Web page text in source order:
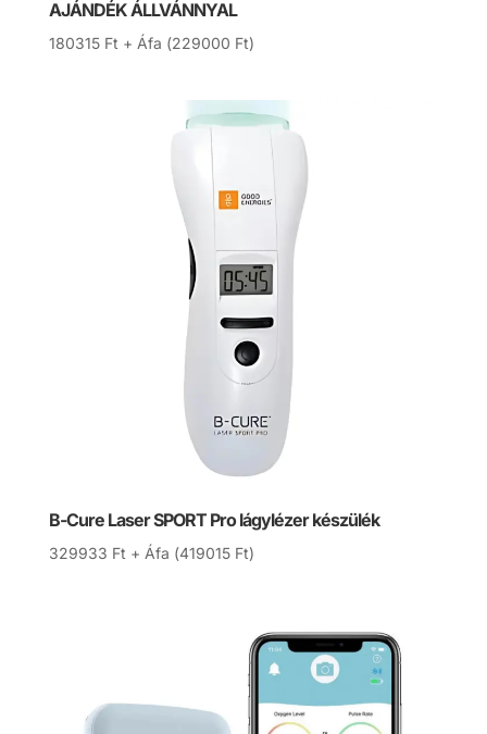
AJÁNDÉK ÁLLVÁNNYAL
180315 Ft + Áfa (229000 Ft)
B-Cure Laser SPORT Pro lágylézer készülék
329933 Ft + Áfa (419015 Ft)